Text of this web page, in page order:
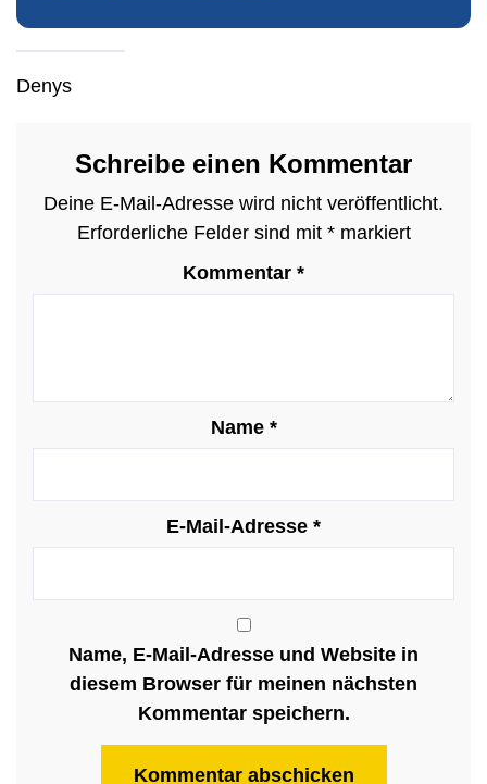
Denys
Schreibe einen Kommentar
Deine E-Mail-Adresse wird nicht veröffentlicht.
Erforderliche Felder sind mit *markiert
Kommentar *
Name *
E-Mail-Adresse *
Name, E-Mail-Adresse und Website in
diesem Browser für meinen nächsten
Kommentar speichern.